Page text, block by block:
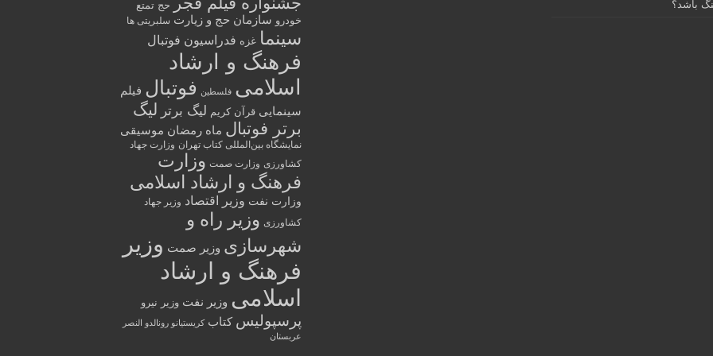
باشد؟
حج تمتع
خودرو سازمان حج و زیارت سلبریتی ها
سینما غزه فدراسیون فوتبال
فرهنگ و ارشاد
اسلامی فلسطین فوتبال فیلم
سینمایی قرآن کریم لیگ برتر لیگ
برتر فوتبال ماه رمضان موسیقی
نمایشگاه بین‌المللی کتاب تهران وزارت جهاد
کشاورزی وزارت صمت وزارت
فرهنگ و ارشاد اسلامی
وزارت نفت وزیر اقتصاد وزیر جهاد
کشاورزی وزیر راه و
شهرسازی وزیر صمت وزیر
فرهنگ و ارشاد
اسلامی وزیر نفت وزیر نیرو
پرسپولیس کتاب کریستیانو رونالدو النصر
عربستان